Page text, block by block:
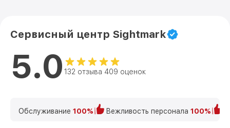
Сервисный центр Sightmark
5.0 132 отзыва 409 оценок
Обслуживание 100% Вежливость персонала 100%